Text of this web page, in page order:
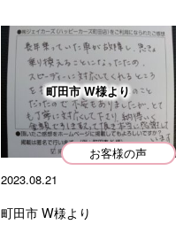
町田市 W様より
お客様の声
2023.08.21
町田市 W様より
でした。説明も分かりやす
ありがとうございまし
応もとても丁寧でした。